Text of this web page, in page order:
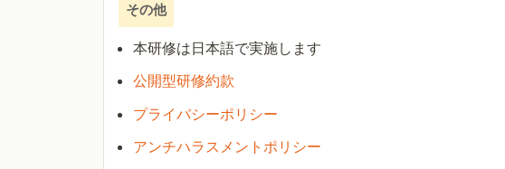
その他
本研修は日本語で実施します
公開型研修約款
プライバシーポリシー
アンチハラスメントポリシー